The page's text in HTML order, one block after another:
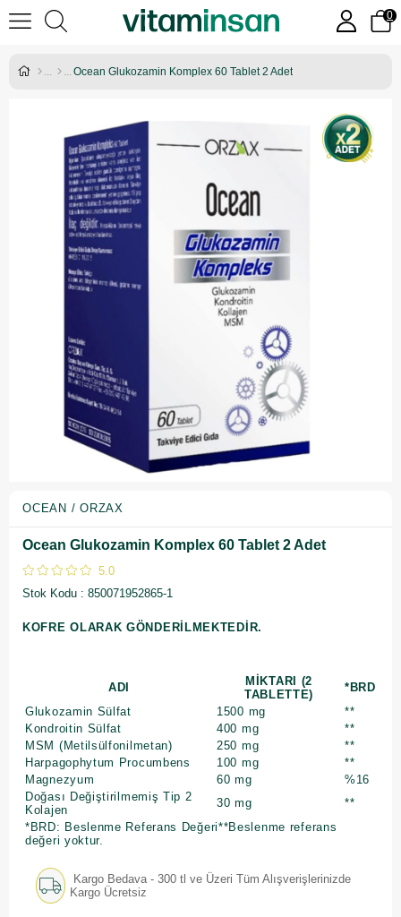
0
Ocean Glukozamin Komplex 60 Tablet 2 Adet
OCEAN / ORZAX
Ocean Glukozamin Komplex 60 Tablet 2 Adet
5.0
Stok Kodu
850071952865-1
KOFRE OLARAK GÖNDERİLMEKTEDİR.
ADI
MİKTARI (2
TABLETTE)
*BRD
Glukozamin Sülfat
1500 mg
**
Kondroitin Sülfat
400 mg
**
MSM (Metilsülfonilmetan)
250 mg
**
Harpagophytum Procumbens
100 mg
**
Magnezyum
60 mg
%16
Doğası Değiştirilmemiş Tip 2
Kolajen
30 mg
**
*BRD: Beslenme Referans Değeri**Beslenme referans
değeri yoktur.
Kargo Bedava - 300 tl ve Üzeri Tüm Alışverişlerinizde
Kargo Ücretsiz